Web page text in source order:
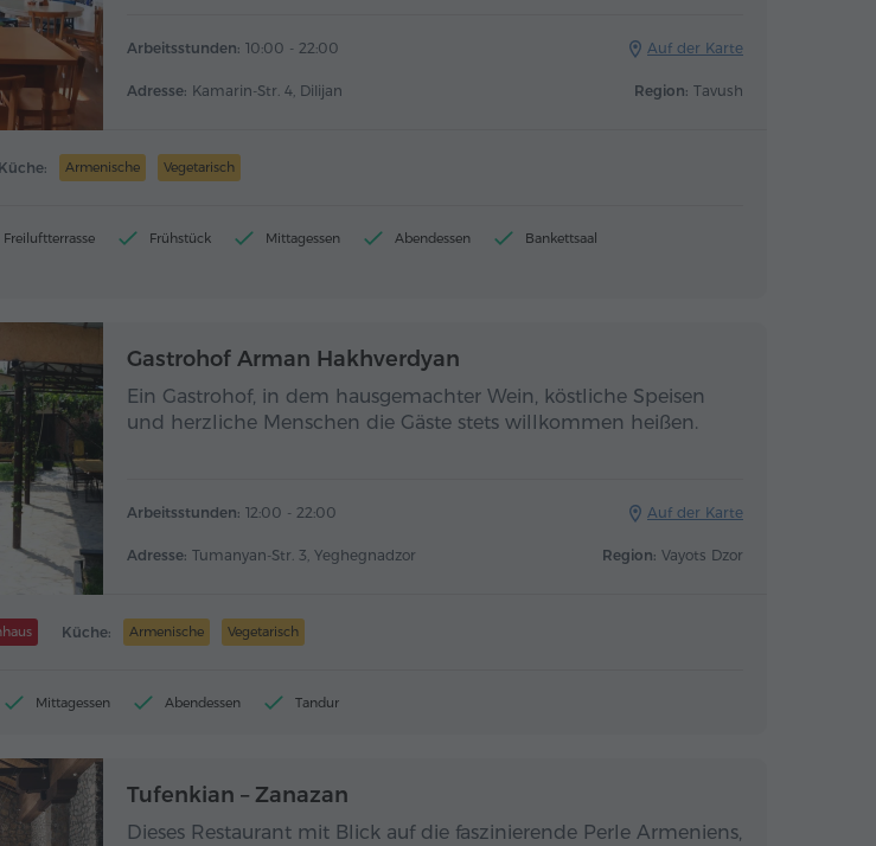
Arbeitsstunden: 10:00 - 22:00 Auf der Karte
Adresse: Kamarin-Str. 4, Dilijan Region: Tavush
Küche: Armenische Vegetarisch
Freiluftterrasse Frühstück Mittagessen Abendessen
Bankettsaal
Gastrohof Arman Hakhverdyan
Ein Gastrohof, in dem hausgemachter Wein, köstliche Speisen
und herzliche Menschen die Gäste stets willkommen heißen.
Arbeitsstunden: 12:00 - 22:00 Auf der Karte
Adresse: Tumanyan-Str. 3, Yeghegnadzor Region: Vayots Dzor
Küche: Armenische Vegetarisch
Mittagessen Abendessen Tandur
Tufenkian – Zanazan
Dieses Restaurant mit Blick auf die faszinierende Perle Armeniens,